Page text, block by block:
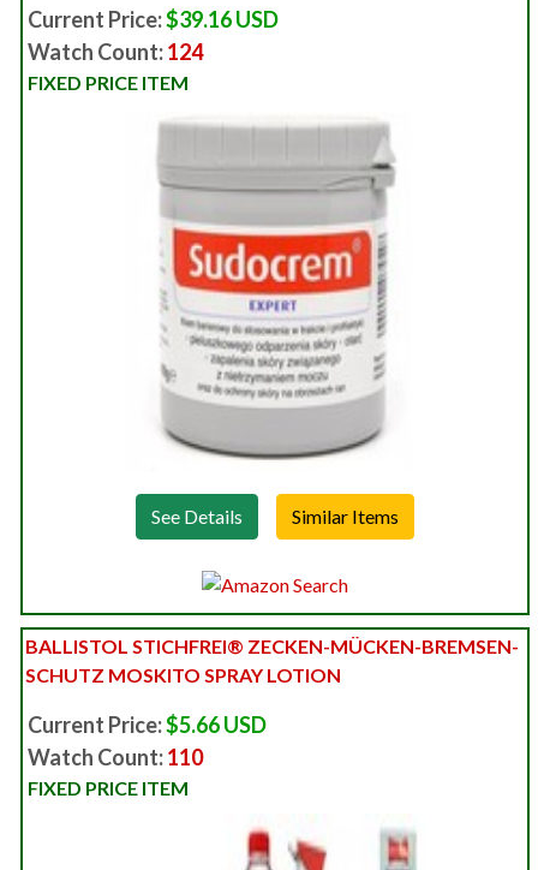
Current Price:$39.16 USD
Watch Count:124
FIXED PRICE ITEM
See Details
BALLISTOL STICHFREI® ZECKEN-MÜCKEN-BREMSEN-
SCHUTZ MOSKITO SPRAY LOTION
Current Price:$5.66 USD
Watch Count:110
FIXED PRICE ITEM